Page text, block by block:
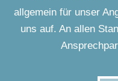
allgemein für unser
uns auf. An allen